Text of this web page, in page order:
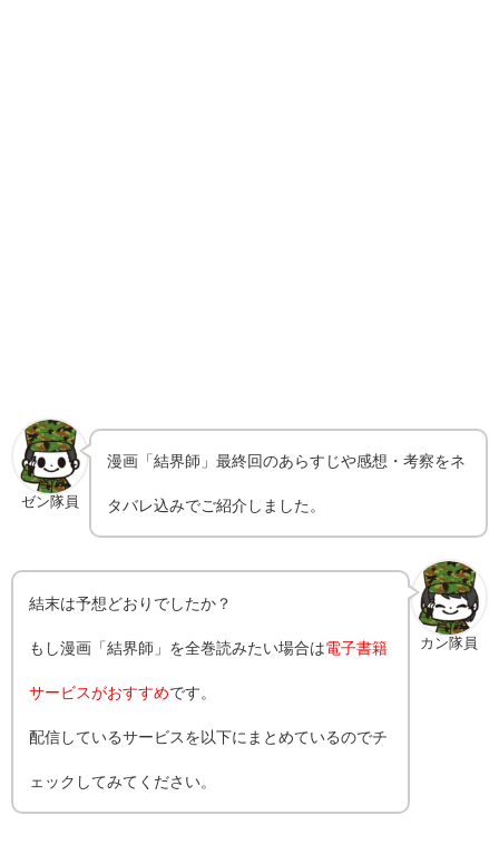
ゼン隊員
漫画「結界師」最終回のあらすじや感想・考察をネ
タバレ込みでご紹介しました。
カン隊員
結末は予想どおりでしたか？
もし漫画「結界師」を全巻読みたい場合は電子書籍
サービスがおすすめです。
配信しているサービスを以下にまとめているのでチ
ェックしてみてください。